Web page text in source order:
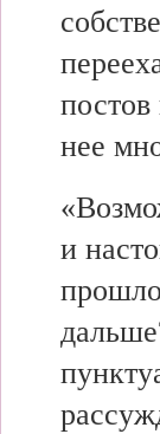
нее
и